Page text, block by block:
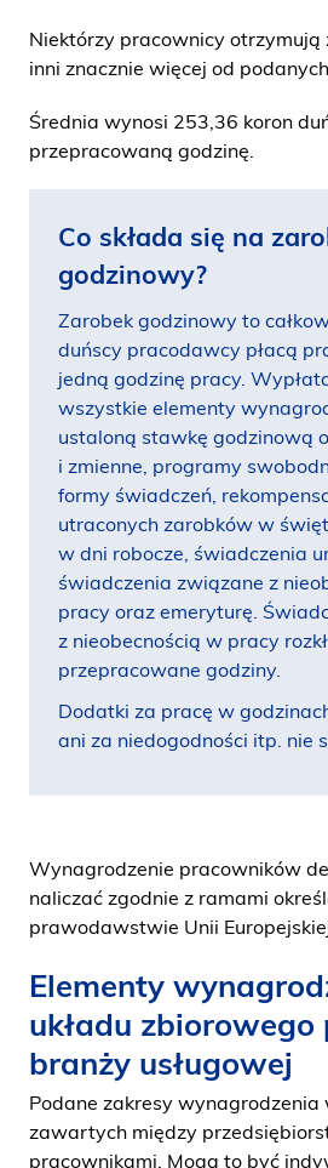
Niektórzy pracownicy otrzymują
inni znacznie więcej od
Średnia wynosi 253,36 koron
przepracowaną godzinę.
Co składa się na
godzinowy?
Zarobek godzinowy to
duńscy pracodawcy płacą
jedną godzinę pracy.
wszystkie elementy
ustaloną stawkę godzinową
i zmienne, programy
formy świadczeń,
utraconych zarobków w
w dni robocze, świadczenia
świadczenia związane z
pracy oraz emeryturę.
z nieobecnością w pracy
przepracowane godziny.
Dodatki za pracę w
ani za niedogodności itp. nie
Wynagrodzenie pracowników
naliczać zgodnie z ramami
prawodawstwie Unii
Elementy
układu zbiorowego
branży usługowej
Podane zakresy
zawartych między
pracownikami. Mogą to być